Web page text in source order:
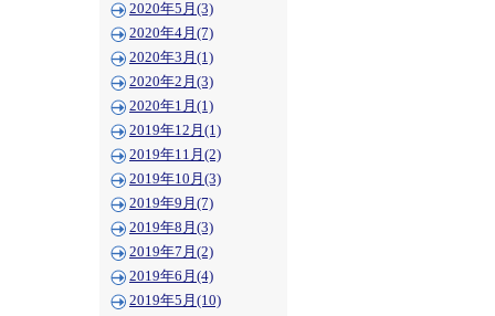
2020年5月(3)
2020年4月(7)
2020年3月(1)
2020年2月(3)
2020年1月(1)
2019年12月(1)
2019年11月(2)
2019年10月(3)
2019年9月(7)
2019年8月(3)
2019年7月(2)
2019年6月(4)
2019年5月(10)